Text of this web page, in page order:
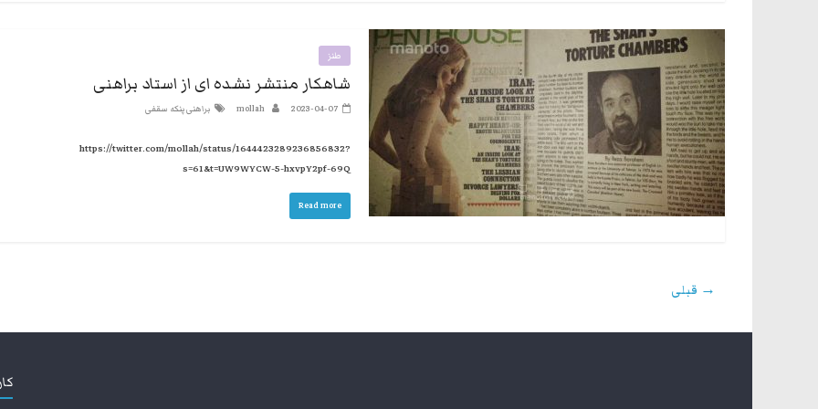
طنز
شاهکار منتشر نشده ای از استاد براهنی
2023-04-07
mollah براهنی پنکه سقفی
https://twitter.com/mollah/status/1644423289236856832?
s=61&t=UW9WYCW-5-hxvpY2pf-69Q
Read more
→ قبلی